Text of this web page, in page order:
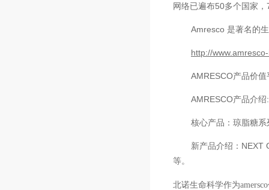
网络已遍布50多个国家，
Amresco 是著名的
http://
AMRESCO产品价
AMRESCO产品介绍
核心产品：琼脂糖
新产品介绍： NEXT
等。
北诺生命科学作为amersco